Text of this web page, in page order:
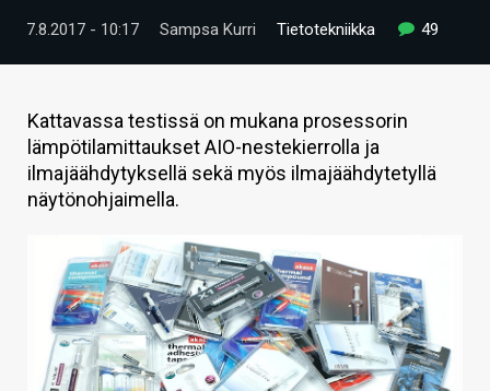
TECHBBS
HINTA.FI
KAUPPA
VAIHDA TEEMA
HAKU
7.8.2017 - 10:17 Sampsa Kurri Tietotekniikka 49
Kattavassa testissä on mukana prosessorin
lämpötilamittaukset AIO-nestekierrolla ja
ilmajäähdytyksellä sekä myös ilmajäähdytetyllä
näytönohjaimella.